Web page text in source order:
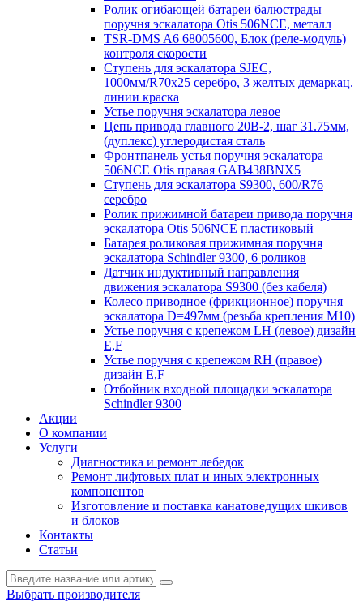
Ролик огибающей батареи балюстрады
поручня эскалатора Otis 506NCE, металл
TSR-DMS A6 68005600, Блок (реле-модуль)
контроля скорости
Ступень для эскалатора SJEC,
1000мм/R70x25 серебро, 3 желтых демаркац.
линии краска
Устье поручня эскалатора левое
Цепь привода главного 20B-2, шаг 31.75мм,
(дуплекс) углеродистая сталь
Фронтпанель устья поручня эскалатора
506NCE Otis правая GAB438BNX5
Ступень для эскалатора S9300, 600/R76
серебро
Ролик прижимной батареи привода поручня
эскалатора Otis 506NCE пластиковый
Батарея роликовая прижимная поручня
эскалатора Schindler 9300, 6 роликов
Датчик индуктивный направления
движения эскалатора S9300 (без кабеля)
Колесо приводное (фрикционное) поручня
эскалатора D=497мм (резьба крепления M10)
Устье поручня с крепежом LH (левое) дизайн
E,F
Устье поручня с крепежом RH (правое)
дизайн E,F
Отбойник входной площадки эскалатора
Schindler 9300
Акции
О компании
Услуги
Диагностика и ремонт лебедок
Ремонт лифтовых плат и иных электронных
компонентов
Изготовление и поставка канатоведущих шкивов
и блоков
Контакты
Статьи
Выбрать производителя